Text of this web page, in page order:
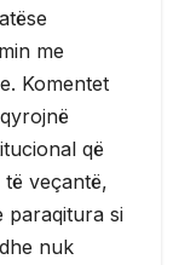
me
Komentet
që
veçantë,
paraqitura si
nuk